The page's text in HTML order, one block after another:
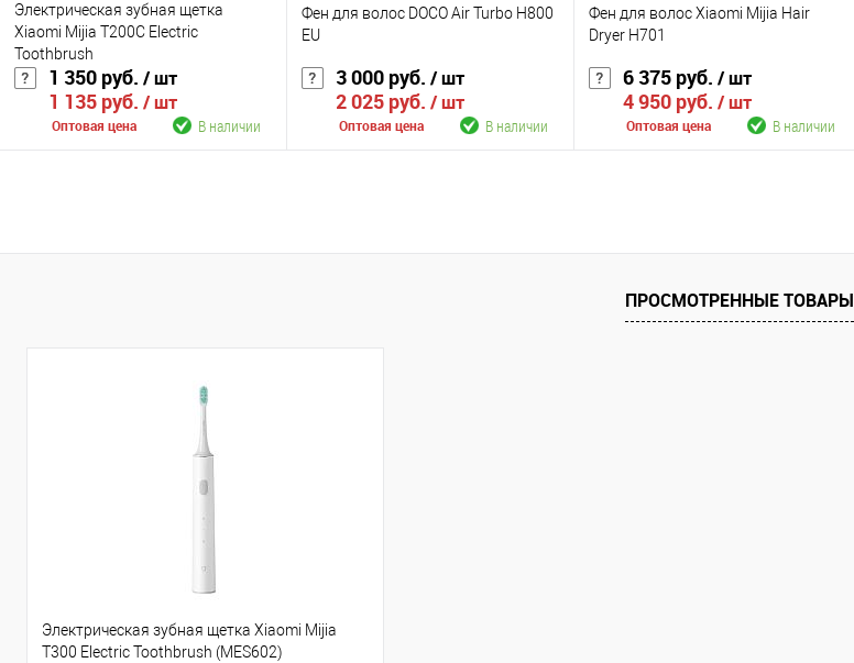
Электрическая зубная щетка
Xiaomi Mijia T200C Electric
Toothbrush
1 350 руб. / шт
1 135 руб. / шт
Оптовая цена В наличии
Фен для волос DOCO Air Turbo H800
EU
3 000 руб. / шт
2 025 руб. / шт
Оптовая цена В наличии
Фен для волос Xiaomi Mijia Hair
Dryer H701
6 375 руб. / шт
4 950 руб. / шт
Оптовая цена В наличии
ПРОСМОТРЕННЫЕ ТОВАРЫ
Электрическая зубная щетка Xiaomi Mijia
T300 Electric Toothbrush (MES602)